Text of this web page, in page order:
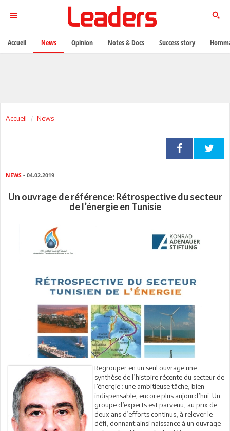
Accueil News
NEWS - 04.02.2019
Un ouvrage de référence: Rétrospective du secteur
de l’énergie en Tunisie
Regrouper en un seul ouvrage une
synthèse de l’histoire récente du secteur de
l’énergie : une ambitieuse tâche, bien
indispensable, encore plus aujourd’hui. Un
groupe d’experts est parvenu, au prix de
deux ans d’efforts continus, à relever le
défi, donnant ainsi naissance à un ouvrage
Accueil News Opinion Notes & Docs Success story